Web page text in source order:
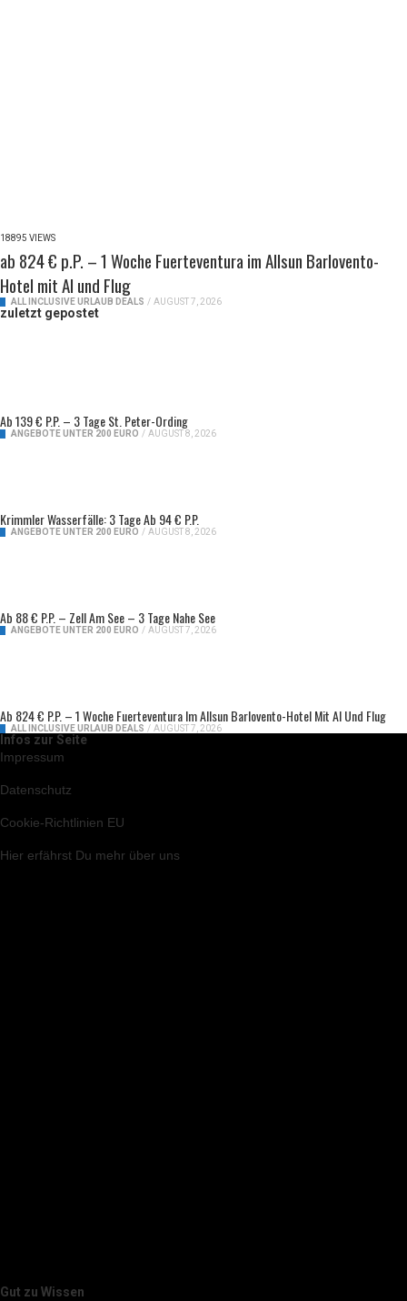
18895 VIEWS
ab 824 € p.P. – 1 Woche Fuerteventura im Allsun Barlovento-
Hotel mit AI und Flug
ALL INCLUSIVE URLAUB DEALS / AUGUST 7, 2026
zuletzt gepostet
Ab 139 € P.P. – 3 Tage St. Peter-Ording
ANGEBOTE UNTER 200 EURO / AUGUST 8, 2026
Krimmler Wasserfälle: 3 Tage Ab 94 € P.P.
ANGEBOTE UNTER 200 EURO / AUGUST 8, 2026
Ab 88 € P.P. – Zell Am See – 3 Tage Nahe See
ANGEBOTE UNTER 200 EURO / AUGUST 7, 2026
Ab 824 € P.P. – 1 Woche Fuerteventura Im Allsun Barlovento-Hotel Mit AI Und Flug
ALL INCLUSIVE URLAUB DEALS / AUGUST 7, 2026
Infos zur Seite
Impressum
Datenschutz
Cookie-Richtlinien EU
Hier erfährst Du mehr über uns
Gut zu Wissen